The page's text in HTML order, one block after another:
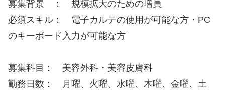
募集背景 ： 規模拡大のための増員
必須スキル： 電子カルテの使用が可能な方・PC
のキーボード入力が可能な方
募集科目： 美容外科・美容皮膚科
勤務日数： 月曜、火曜、水曜、木曜、金曜、土